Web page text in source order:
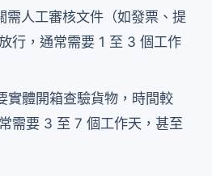
需人工審核文件（如發票、提
行，通常需要 1 至 3 個工作
實體開箱查驗貨物，時間較
需要 3 至 7 個工作天，甚至